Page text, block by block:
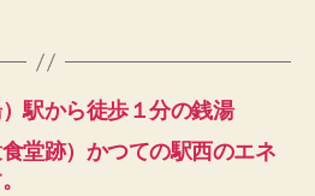
駅から徒歩１分の銭湯
堂跡）かつての駅西のエネ